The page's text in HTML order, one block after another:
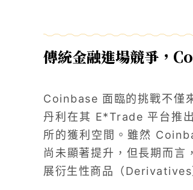
傳統金融進場競爭，
Coinbase 面臨的挑戰不僅
丹利在其 E*Trade 平台推
所的獲利空間。雖然
尚未顯著提升，但長期而言
展衍生性商品（Derivatives